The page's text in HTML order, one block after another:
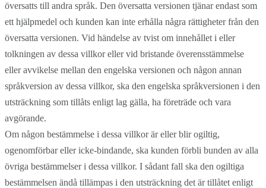
översatts till andra språk. Den översatta versionen tjänar endast som
ett hjälpmedel och kunden kan inte erhålla några rättigheter från den
översatta versionen. Vid händelse av tvist om innehållet i eller
tolkningen av dessa villkor eller vid bristande överensstämmelse
eller avvikelse mellan den engelska versionen och någon annan
språkversion av dessa villkor, ska den engelska språkversionen i den
utsträckning som tillåts enligt lag gälla, ha företräde och vara
avgörande.
Om någon bestämmelse i dessa villkor är eller blir ogiltig,
ogenomförbar eller icke-bindande, ska kunden förbli bunden av alla
övriga bestämmelser i dessa villkor. I sådant fall ska den ogiltiga
bestämmelsen ändå tillämpas i den utsträckning det är tillåtet enligt